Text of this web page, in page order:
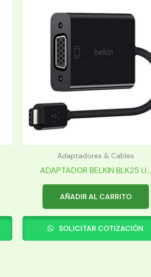
Adaptadores & Cables
ADAPTADOR BELKIN BLK25 U...
AÑADIR AL CARRITO
SOLICITAR COTIZACIÓN